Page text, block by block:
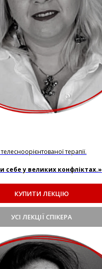
терапії.
себе у великих конфліктах.»
КУПИТИ ЛЕКЦІЮ
УСІ ЛЕКЦІЇ СПІКЕРА